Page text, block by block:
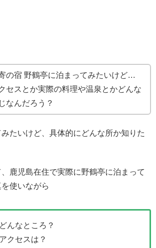
の宿 野鶴亭に泊まってみたいけど…
セスとか実際の料理や温泉とかどんな
なんだろう？
たいけど、具体的にどんな所か知りた
鹿児島在住で実際に野鶴亭に泊まって
使いながら
んなところ？
クセスは？